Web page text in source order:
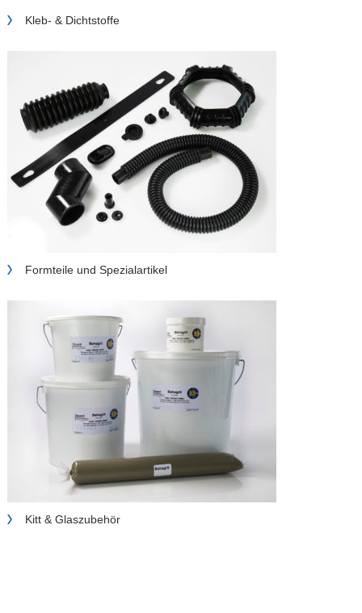
Kleb- & Dichtstoffe
Formteile und Spezialartikel
Kitt & Glaszubehör